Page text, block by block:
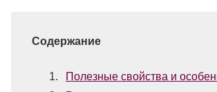
Содержание
Полезные свойства и